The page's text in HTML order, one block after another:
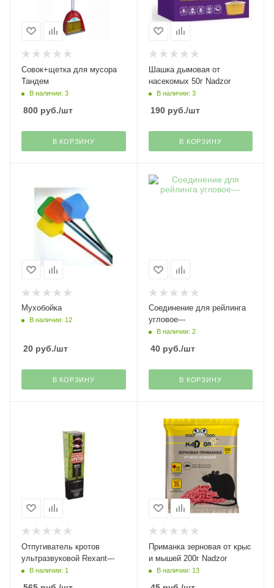
Совок+щетка для мусора
Тандем
В наличии: 3
800 руб./шт
В КОРЗИНУ
Шашка дымовая от
насекомых 50г Nadzor
В наличии: 3
190руб./шт
В КОРЗИНУ
Мухобойка
В наличии: 12
20 руб./шт
В КОРЗИНУ
Соединение для рейлинга
угловое---
В наличии: 2
40руб./шт
В КОРЗИНУ
Отпугиватель кротов
ультразвуковой Rexant---
В наличии: 1
Приманка зерновая от крыс
и мышей 200г Nadzor
В наличии: 13